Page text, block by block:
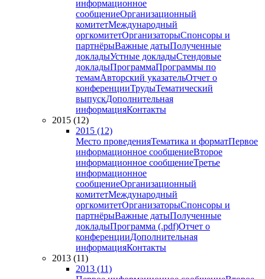
информационное
сообщениеОрганизационный
комитетМеждународный
оргкомитетОрганизаторыСпонсоры и
партнёрыВажные датыПолученные
докладыУстные докладыСтендовые
докладыПрограммаПрограммы по
темамАвторский указательОтчет о
конференцииТрудыТематический
выпускДополнительная
информацияКонтакты
2015 (12)
2015 (12)
Место проведенияТематика и форматПервое
информационное сообщениеВторое
информационное сообщениеТретье
информационное
сообщениеОрганизационный
комитетМеждународный
оргкомитетОрганизаторыСпонсоры и
партнёрыВажные датыПолученные
докладыПрограмма (.pdf)Отчет о
конференцииДополнительная
информацияКонтакты
2013 (11)
2013 (11)